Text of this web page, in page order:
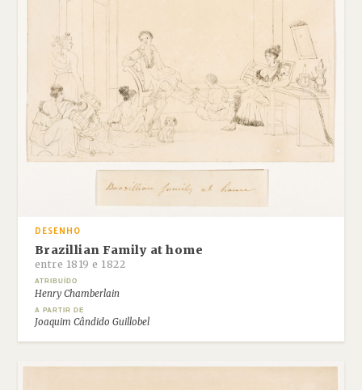
DESENHO
Brazillian Family at home
entre 1819 e 1822
ATRIBUÍDO
Henry Chamberlain
A PARTIR DE
Joaquim Cândido Guillobel